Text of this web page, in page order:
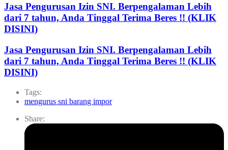
Jasa Pengurusan Izin SNI. Berpengalaman Lebih
dari 7 tahun, Anda Tinggal Terima Beres !! (KLIK
DISINI)
Jasa Pengurusan Izin SNI. Berpengalaman Lebih
dari 7 tahun, Anda Tinggal Terima Beres !! (KLIK
DISINI)
Tags:
mengurus sni barang impor
Share: